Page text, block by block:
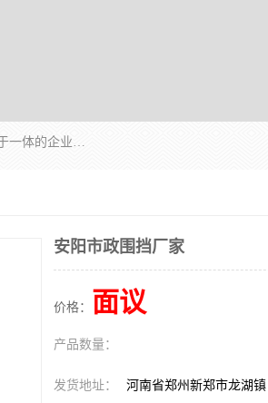
郑州鑫纵建材有限公司供应阳光板，彩钢板，彩钢钢构工程是一家集生产销售租赁安装于一体的企业，主要生产PC采光板，耐力板，仿古琉璃采光板，岩棉板、彩钢压型板、镀锌压型板、桁架楼承板，C、Z型钢檩条、围挡板、轻钢结构，阳光温室大棚等新型建材产品。公司旗下有多台移动式高空压瓦机租赁，承接全国各地业务，专业对外租赁各种型号压瓦机。
安阳市政围挡厂家
价格： 面议
产品数量：
发货地址： 河南省郑州新郑市龙湖镇